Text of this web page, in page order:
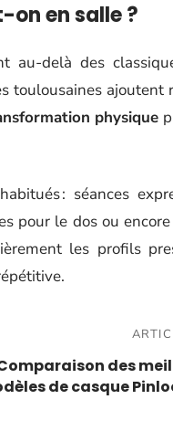
en salle ?
au-delà des
toulousaines ajoutent
physique
: séances
pour le dos ou
les profils
des
de casque